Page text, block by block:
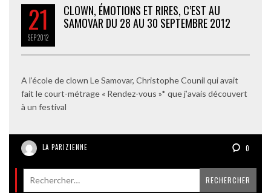
21
SEP2012
CLOWN, ÉMOTIONS ET RIRES, C’EST AU
SAMOVAR DU 28 AU 30 SEPTEMBRE 2012
A l’école de clown Le Samovar, Christophe Counil qui avait
fait le court-métrage « Rendez-vous »* que j’avais découvert
à un festival
LA PARIZIENNE 0